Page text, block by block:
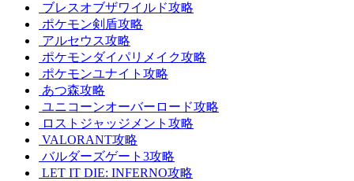
ブレスオブザワイルド攻略
ポケモン剣盾攻略
アルセウス攻略
ポケモンダイパリメイク攻略
ポケモンユナイト攻略
あつ森攻略
ユニコーンオーバーロード攻略
ロストジャッジメント攻略
VALORANT攻略
バルダーズゲート3攻略
LET IT DIE: INFERNO攻略